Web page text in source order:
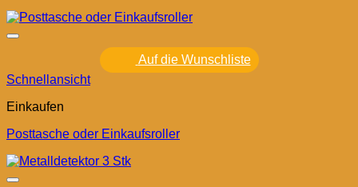
Auf die Wunschliste
Schnellansicht
Einkaufen
Posttasche oder Einkaufsroller